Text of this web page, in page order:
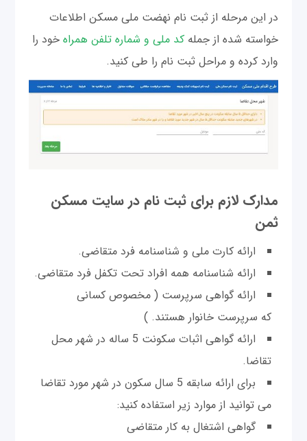
در این مرحله از ثبت نام نهضت ملی مسکن اطلاعات
خواسته شده از جملهکد ملی و شماره تلفن همراه خود را
وارد کرده و مراحل ثبت نام را طی کنید.
مدارک لازم برای ثبت نام در سایت مسکن
ثمن
ارائه کارت ملی و شناسنامه فرد متقاضی.
ارائه شناسنامه همه افراد تحت تکفل فرد متقاضی.
ارائه گواهی سرپرست ( مخصوص کسانی
که سرپرست خانوار هستند. )
ارائه گواهی اثبات سکونت 5 ساله در شهر محل
تقاضا.
برای ارائه سابقه 5 سال سکون در شهر مورد تقاضا
می توانید از موارد زیر استفاده کنید:
گواهی اشتغال به کار متقاضی